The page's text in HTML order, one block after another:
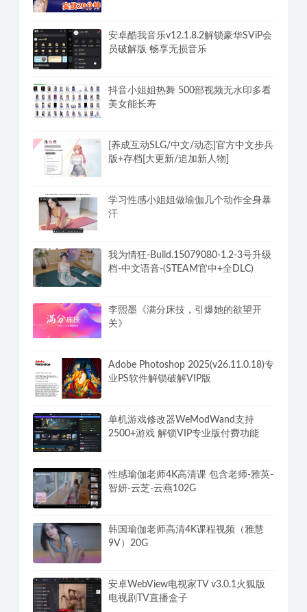
安卓酷我音乐v12.1.8.2解锁豪华SViP会
员破解版 畅享无损音乐
抖音小姐姐热舞 500部视频无水印多看
美女能长寿
[养成互动SLG/中文/动态]官方中文步兵
版+存档[大更新/追加新人物]
学习性感小姐姐做瑜伽几个动作全身暴
汗
我为情狂-Build.15079080-1.2-3号升级
档-中文语音-(STEAM官中+全DLC)
李熙墨《满分床技，引爆她的欲望开
关》
Adobe Photoshop 2025(v26.11.0.18)专
业PS软件解锁破解VIP版
单机游戏修改器WeModWand支持
2500+游戏 解锁VIP专业版付费功能
性感瑜伽老师4K高清课 包含老师-雅英-
智妍-云芝-云燕102G
韩国瑜伽老师高清4K课程视频（雅慧
9V）20G
安卓WebView电视家TV v3.0.1火狐版
电视剧TV直播盒子